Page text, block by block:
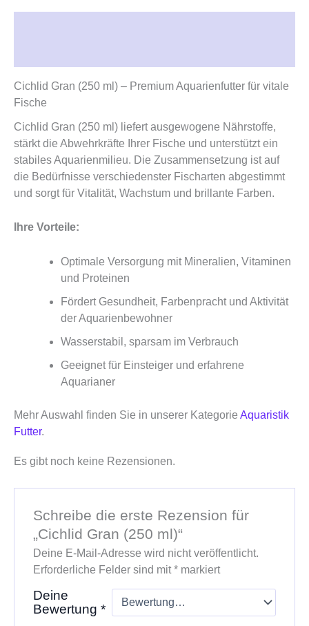
Cichlid Gran (250 ml) – Premium Aquarienfutter für vitale
Fische
Cichlid Gran (250 ml) liefert ausgewogene Nährstoffe,
stärkt die Abwehrkräfte Ihrer Fische und unterstützt ein
stabiles Aquarienmilieu. Die Zusammensetzung ist auf
die Bedürfnisse verschiedenster Fischarten abgestimmt
und sorgt für Vitalität, Wachstum und brillante Farben.
Ihre Vorteile:
Optimale Versorgung mit Mineralien, Vitaminen
und Proteinen
Fördert Gesundheit, Farbenpracht und Aktivität
der Aquarienbewohner
Wasserstabil, sparsam im Verbrauch
Geeignet für Einsteiger und erfahrene
Aquarianer
Mehr Auswahl finden Sie in unserer Kategorie Aquaristik
Futter.
Es gibt noch keine Rezensionen.
Schreibe die erste Rezension für
„Cichlid Gran (250 ml)“
Deine E-Mail-Adresse wird nicht veröffentlicht.
Erforderliche Felder sind mit*markiert
Deine
Bewertung *